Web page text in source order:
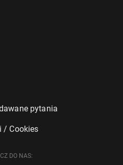
pytania
/ Cookies
DO NAS: